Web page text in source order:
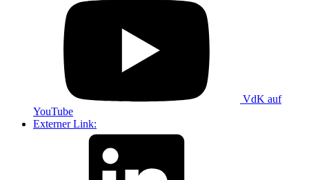
VdK auf
YouTube
Externer Link: